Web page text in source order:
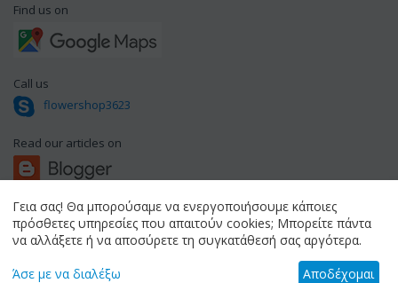
Find us on
Call us
flowershop3623
Read our articles on
© 1994 - 2026 flowershop.gr.
Γεια σας! Θα μπορούσαμε να ενεργοποιήσουμε κάποιες
πρόσθετες υπηρεσίες που απαιτούν cookies; Μπορείτε πάντα
να αλλάξετε ή να αποσύρετε τη συγκατάθεσή σας αργότερα.
Άσε με να διαλέξω Αποδέχομαι